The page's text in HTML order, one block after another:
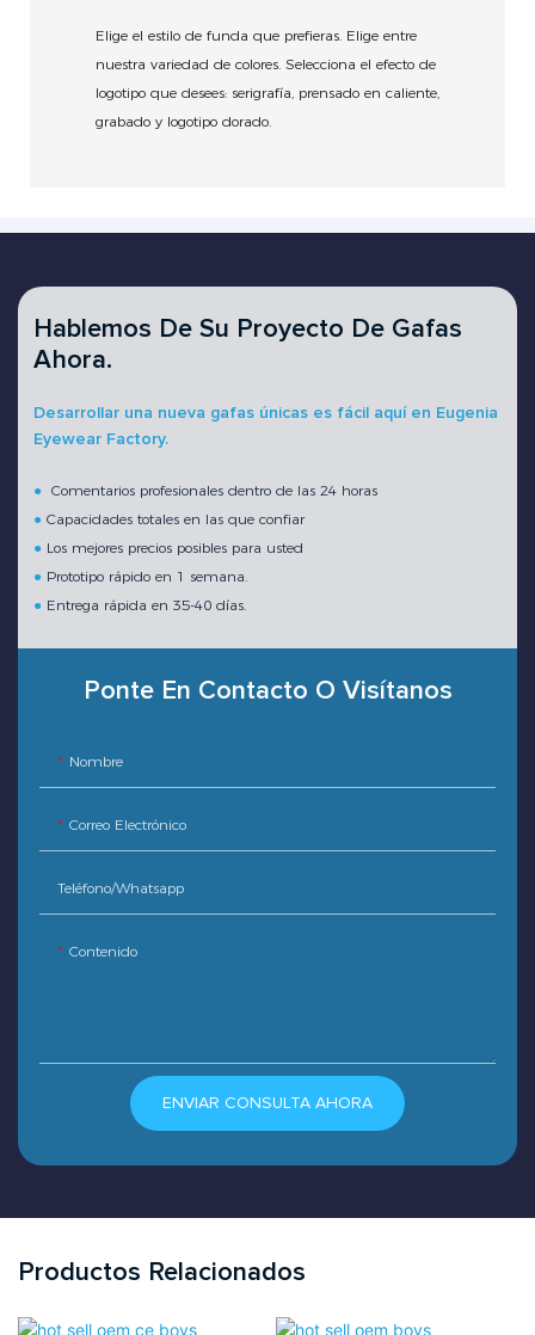
Elige el estilo de funda que prefieras. Elige entre
nuestra variedad de colores. Selecciona el efecto de
logotipo que desees: serigrafía, prensado en caliente,
grabado y logotipo dorado.
Hablemos De Su Proyecto De Gafas
Ahora.
Desarrollar una nueva gafas únicas es fácil aquí en Eugenia
Eyewear Factory.
● Comentarios profesionales dentro de las 24 horas
●Capacidades totales en las que confiar
● Los mejores precios posibles para usted
● Prototipo rápido en 1 semana.
● Entrega rápida en 35-40 días.
Ponte En Contacto O Visítanos
Nombre
Correo Electrónico
Teléfono/whatsapp
Contenido
ENVIAR CONSULTA AHORA
Productos Relacionados